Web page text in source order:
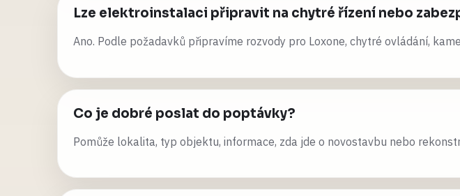
Lze elektroinstalaci připravit na chytré řízení nebo
Ano. Podle požadavků připravíme rozvody pro Loxone, chytré ovládání,
Co je dobré poslat do poptávky?
Pomůže lokalita, typ objektu, informace, zda jde o novostavbu nebo